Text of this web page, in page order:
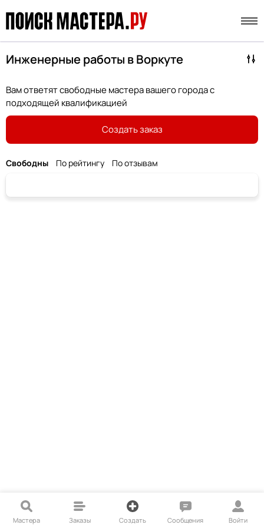
Инженерные работы в Воркуте
Вам ответят свободные мастера вашего города с
подходящей квалификацией
Создать заказ
Свободны По рейтингу По отзывам
Мастера Заказы Создать Сообщения Войти